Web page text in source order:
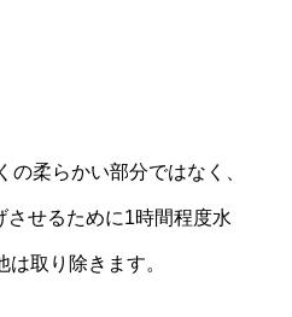
柔らかい部分ではなく、
せるために1時間程度水
取り除きます。